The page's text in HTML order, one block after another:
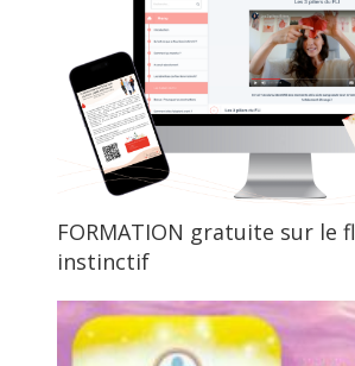
FORMATION gratuite sur le
instinctif